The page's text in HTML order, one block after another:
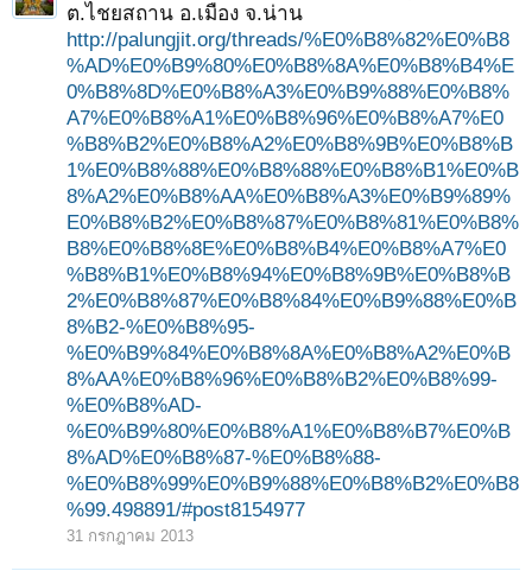
ต.ไชยสถาน อ.เมือง จ.น่าน
http://palungjit.org/threads/%E0%B8%82%E0%B8
%AD%E0%B9%80%E0%B8%8A%E0%B8%B4%E
0%B8%8D%E0%B8%A3%E0%B9%88%E0%B8%
A7%E0%B8%A1%E0%B8%96%E0%B8%A7%E0
%B8%B2%E0%B8%A2%E0%B8%9B%E0%B8%B
1%E0%B8%88%E0%B8%88%E0%B8%B1%E0%B
8%A2%E0%B8%AA%E0%B8%A3%E0%B9%89%
E0%B8%B2%E0%B8%87%E0%B8%81%E0%B8%
B8%E0%B8%8E%E0%B8%B4%E0%B8%A7%E0
%B8%B1%E0%B8%94%E0%B8%9B%E0%B8%B
2%E0%B8%87%E0%B8%84%E0%B9%88%E0%B
8%B2-%E0%B8%95-
%E0%B9%84%E0%B8%8A%E0%B8%A2%E0%B
8%AA%E0%B8%96%E0%B8%B2%E0%B8%99-
%E0%B8%AD-
%E0%B9%80%E0%B8%A1%E0%B8%B7%E0%B
8%AD%E0%B8%87-%E0%B8%88-
%E0%B8%99%E0%B9%88%E0%B8%B2%E0%B8
%99.498891/#post8154977
31 กรกฎาคม 2013